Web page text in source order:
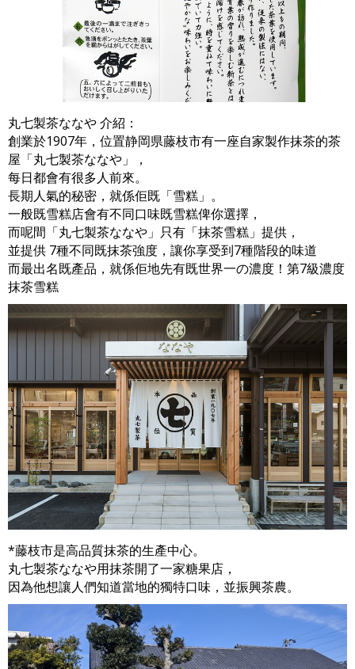
丸七製茶ななや 介紹：
創業於1907年，位置静岡県藤枝市有一座自家製作抹茶的茶
屋「丸七製茶ななや」，
每日都會有很多人前來。
長期人氣的秘密，就係佢既「雪糕」。
一般既雪糕店會有不同口味既雪糕俾你選擇，
而呢間「丸七製茶ななや」只有「抹茶雪糕」提供，
並提供 7種不同既抹茶強度，讓你享受到7種階段的味道
而最出名既產品，就係佢地先有既世界一の濃度！第7級濃度
抹茶雪糕
*藤枝市是高品質抹茶的生產中心。
丸七製茶ななや用抹茶開了一家糖果店，
因為他想讓人們知道當地的獨特口味，並振興茶農。